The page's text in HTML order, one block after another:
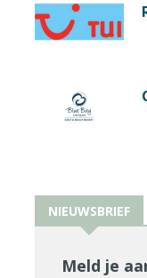
NIEUWSBRIEF
Meld je